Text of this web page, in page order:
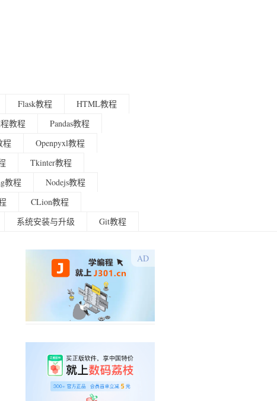
Flask教程
HTML教程
教程
Pandas教程
程
Openpyxl教程
Tkinter教程
教程
Nodejs教程
CLion教程
系统安装与升级 Git教程